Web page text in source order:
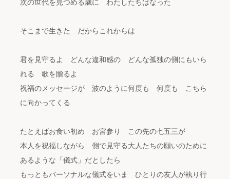
次の世代を見つめる歳に わたしたちはなった
そこまで生きた だからこれからは
君を見守るよ どんな違和感の どんな孤独の側にもいら
れる 歌を贈るよ
祝福のメッセージが 波のように何度も 何度も こちら
に向かってくる
たとえばお食い初め お宮参り この先の七五三が
本人を祝福しながら 側で見守る大人たちの願いのために
あるような「儀式」だとしたら
もっともパーソナルな儀式をいま ひとりの友人が執り行